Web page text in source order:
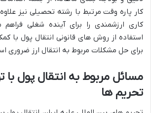
کار پاره وقت مرتبط با رشته تحصیلی نیز
کاری ارزشمندی را برای آینده شغلی فراهم
استفاده از روش های قانونی انتقال پول با
برای حل مشکلات مربوط به انتقال ارز ضروری
مسائل مربوط به انتقال پول با
تحریم ها